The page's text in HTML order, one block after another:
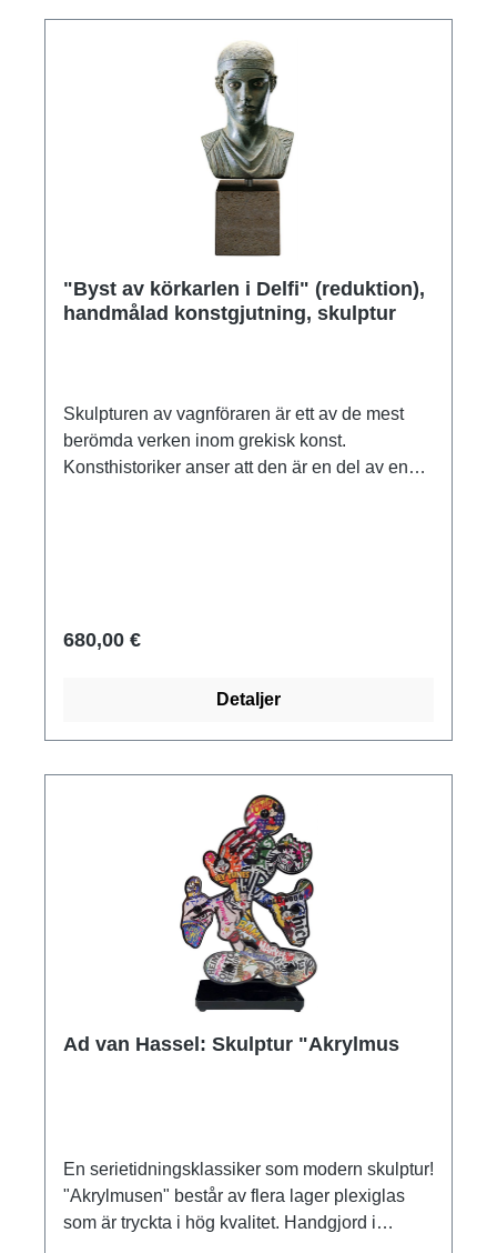
"Byst av körkarlen i Delfi" (reduktion),
handmålad konstgjutning, skulptur
Skulpturen av vagnföraren är ett av de mest
berömda verken inom grekisk konst.
Konsthistoriker anser att den är en del av en
marmorbas: ca 34 cm.
680,00 €
Detaljer
Ad van Hassel: Skulptur "Akrylmus
En serietidningsklassiker som modern skulptur!
"Akrylmusen" består av flera lager plexiglas
som är tryckta i hög kvalitet. Handgjord i